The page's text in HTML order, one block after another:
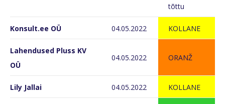
tõttu
Konsult.ee OÜ 04.05.2022 KOLLANE
Lahendused Pluss KV
OÜ
04.05.2022 ORANŽ
Lily Jallai 04.05.2022 KOLLANE